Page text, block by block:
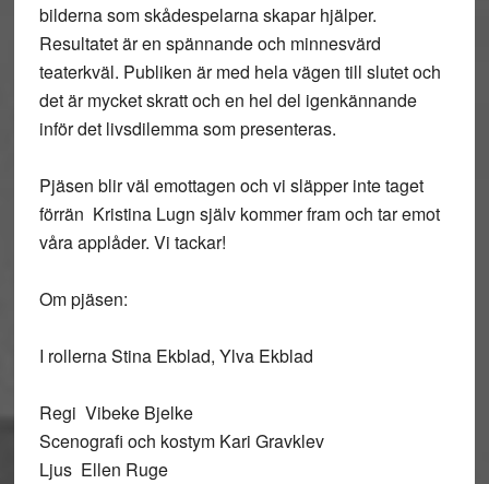
bilderna som skådespelarna skapar hjälper.
Resultatet är en spännande och minnesvärd
teaterkväl. Publiken är med hela vägen till slutet och
det är mycket skratt och en hel del igenkännande
inför det livsdilemma som presenteras.
Pjäsen blir väl emottagen och vi släpper inte taget
förrän Kristina Lugn själv kommer fram och tar emot
våra applåder. Vi tackar!
Om pjäsen:
I rollernaStina Ekblad, Ylva Ekblad
Regi Vibeke Bjelke
Scenografi och kostym Kari Gravklev
Ljus Ellen Ruge